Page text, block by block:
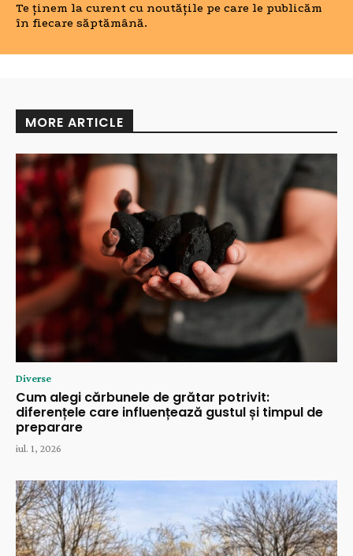
Te ținem la curent cu noutățile pe care le publicăm
în fiecare săptămână.
MORE ARTICLE
Diverse
Cum alegi cărbunele de grătar potrivit:
diferențele care influențează gustul și timpul de
preparare
iul. 1, 2026